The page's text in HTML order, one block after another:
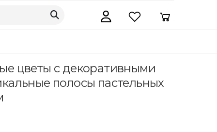
цветы с декоративными
полосы пастельных